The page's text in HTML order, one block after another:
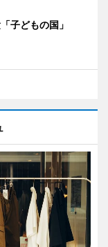
子どもの国」